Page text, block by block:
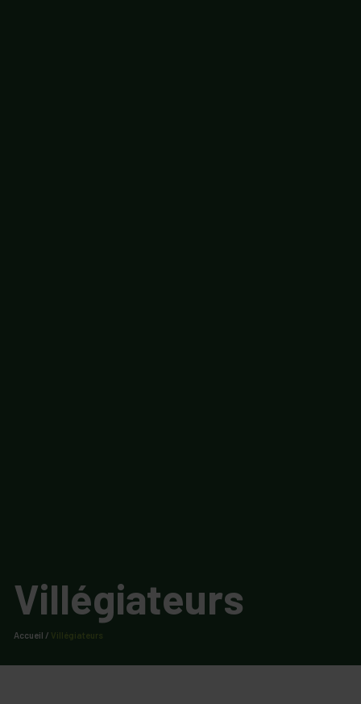
Villégiateurs
Accueil / Villégiateurs